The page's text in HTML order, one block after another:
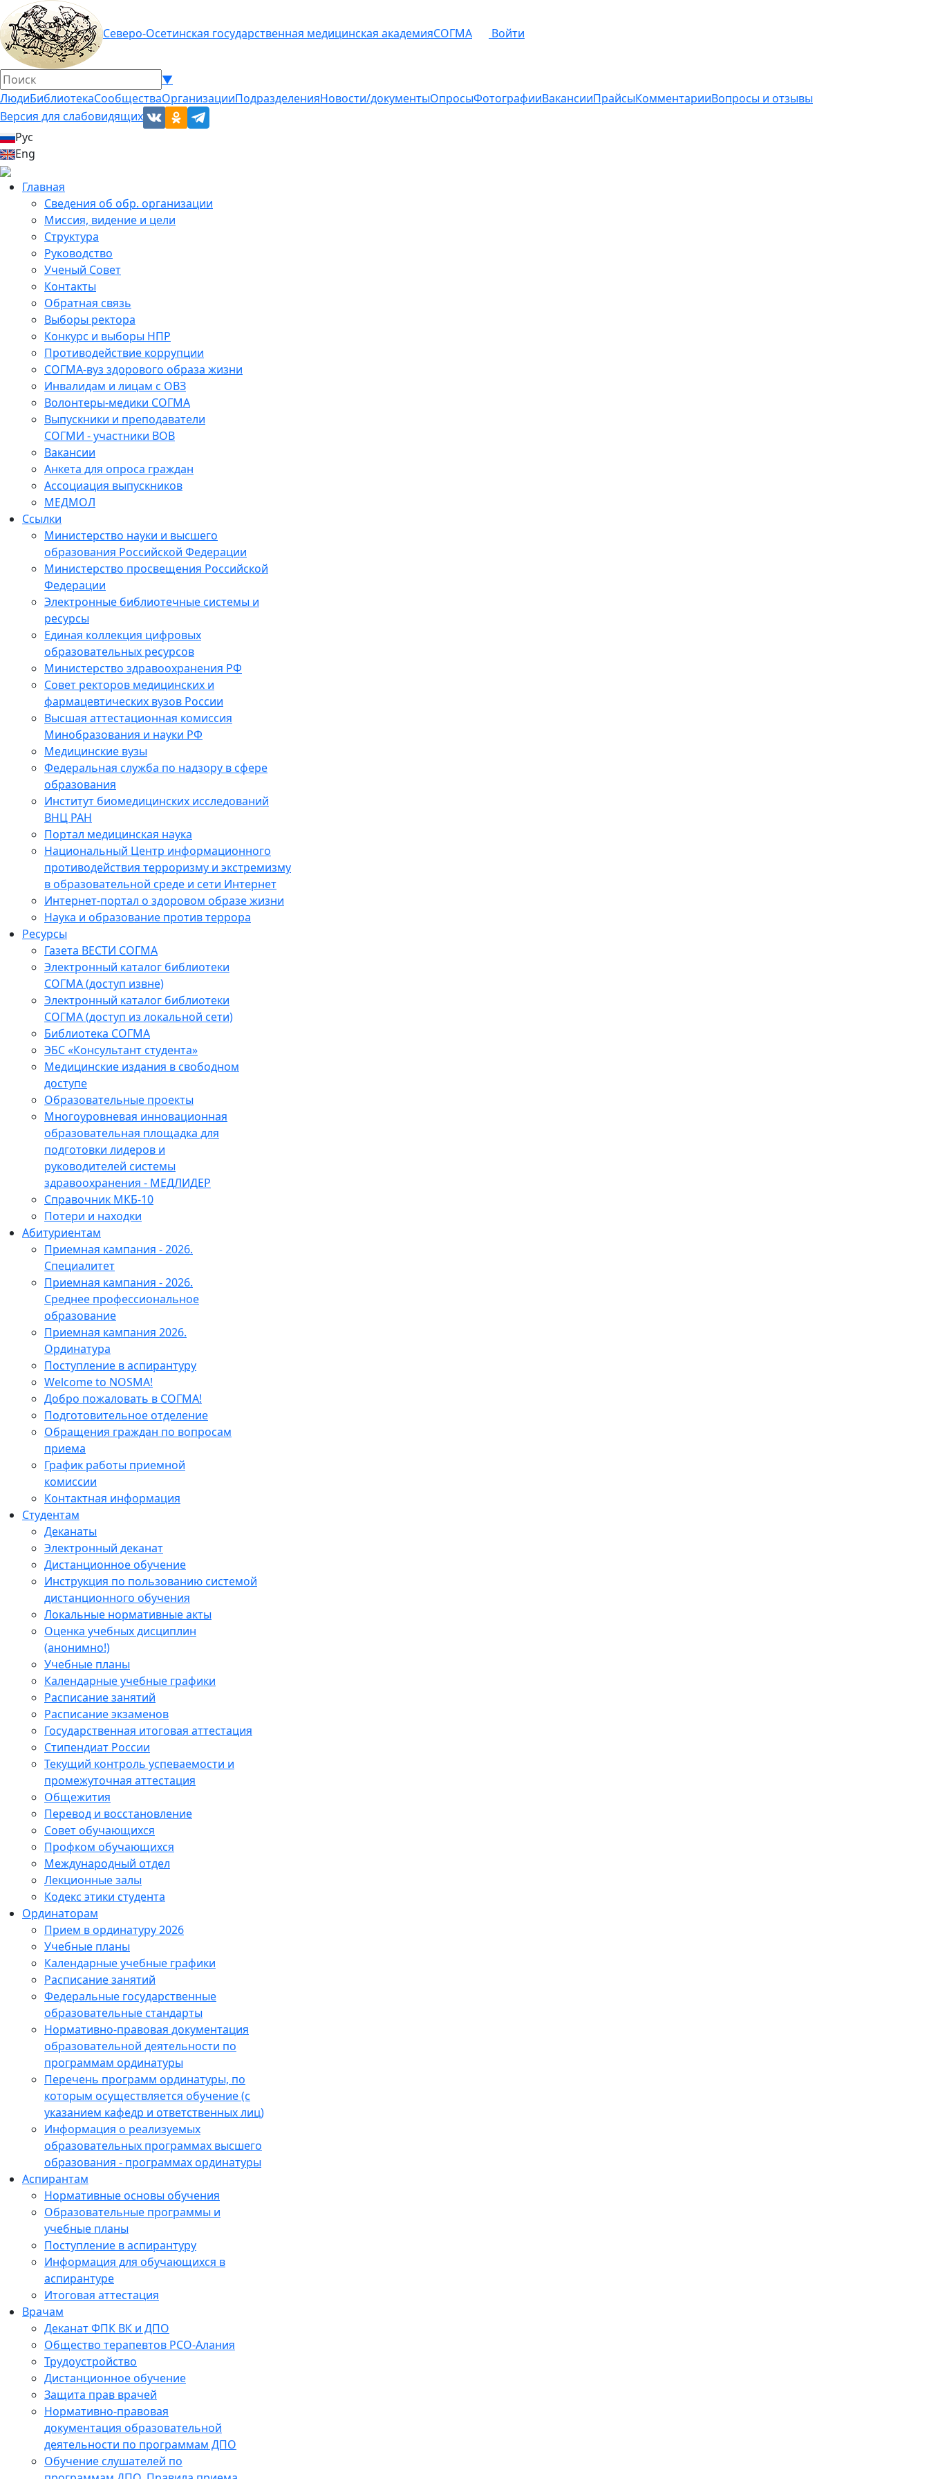
Северо-Осетинская государственная медицинская академияСОГМА Войти
▼
ЛюдиБиблиотекаСообществаОрганизацииПодразделенияНовости/документыОпросыФотографииВакансииПрайсыКомментарииВопросы и отзывы
Версия для слабовидящих
Рус
Eng
Главная
Сведения об обр. организации
Миссия, видение и цели
Структура
Руководство
Ученый Совет
Контакты
Обратная связь
Выборы ректора
Конкурс и выборы НПР
Противодействие коррупции
СОГМА-вуз здорового образа жизни
Инвалидам и лицам с ОВЗ
Волонтеры-медики СОГМА
Выпускники и преподаватели
СОГМИ - участники ВОВ
Вакансии
Анкета для опроса граждан
Ассоциация выпускников
МЕДМОЛ
Ссылки
Министерство науки и высшего
образования Российской Федерации
Министерство просвещения Российской
Федерации
Электронные библиотечные системы и
ресурсы
Единая коллекция цифровых
образовательных ресурсов
Министерство здравоохранения РФ
Совет ректоров медицинских и
фармацевтических вузов России
Высшая аттестационная комиссия
Минобразования и науки РФ
Медицинские вузы
Федеральная служба по надзору в сфере
образования
Институт биомедицинских исследований
ВНЦ РАН
Портал медицинская наука
Национальный Центр информационного
противодействия терроризму и экстремизму
в образовательной среде и сети Интернет
Интернет-портал о здоровом образе жизни
Наука и образование против террора
Ресурсы
Газета ВЕСТИ СОГМА
Электронный каталог библиотеки
СОГМА (доступ извне)
Электронный каталог библиотеки
СОГМА (доступ из локальной сети)
Библиотека СОГМА
ЭБС «Консультант студента»
Медицинские издания в свободном
доступе
Образовательные проекты
Многоуровневая инновационная
образовательная площадка для
подготовки лидеров и
руководителей системы
здравоохранения - МЕДЛИДЕР
Справочник МКБ-10
Потери и находки
Абитуриентам
Приемная кампания - 2026.
Специалитет
Приемная кампания - 2026.
Среднее профессиональное
образование
Приемная кампания 2026.
Ординатура
Поступление в аспирантуру
Welcome to NOSMA!
Добро пожаловать в СОГМА!
Подготовительное отделение
Обращения граждан по вопросам
приема
График работы приемной
комиссии
Контактная информация
Студентам
Деканаты
Электронный деканат
Дистанционное обучение
Инструкция по пользованию системой
дистанционного обучения
Локальные нормативные акты
Оценка учебных дисциплин
(анонимно!)
Учебные планы
Календарные учебные графики
Расписание занятий
Расписание экзаменов
Государственная итоговая аттестация
Стипендиат России
Текущий контроль успеваемости и
промежуточная аттестация
Общежития
Перевод и восстановление
Совет обучающихся
Профком обучающихся
Международный отдел
Лекционные залы
Кодекс этики студента
Ординаторам
Прием в ординатуру 2026
Учебные планы
Календарные учебные графики
Расписание занятий
Федеральные государственные
образовательные стандарты
Нормативно-правовая документация
образовательной деятельности по
программам ординатуры
Перечень программ ординатуры, по
которым осуществляется обучение (с
указанием кафедр и ответственных лиц)
Информация о реализуемых
образовательных программах высшего
образования - программах ординатуры
Аспирантам
Нормативные основы обучения
Образовательные программы и
учебные планы
Поступление в аспирантуру
Информация для обучающихся в
аспирантуре
Итоговая аттестация
Врачам
Деканат ФПК ВК и ДПО
Общество терапевтов РСО-Алания
Трудоустройство
Дистанционное обучение
Защита прав врачей
Нормативно-правовая
документация образовательной
деятельности по программам ДПО
Обучение слушателей по